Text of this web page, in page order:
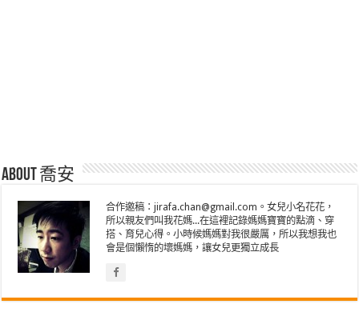
About 喬安
合作邀稿：jirafa.chan@gmail.com。女兒小名花花，
所以親友們叫我花媽...在這裡記錄媽媽寶寶的點滴、穿
搭、育兒心得。小時候媽媽對我很嚴厲，所以我想我也
會是個懶惰的壞媽媽，讓女兒更獨立成長